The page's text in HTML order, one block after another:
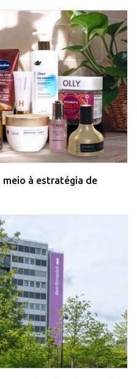
meio à estratégia de